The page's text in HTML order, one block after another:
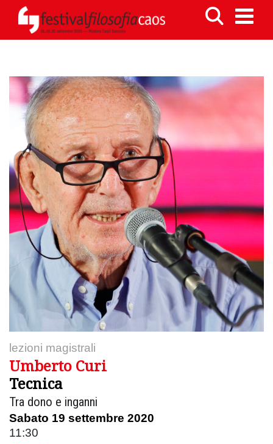
lezioni magistrali
Umberto Curi
Tecnica
Tra dono e inganni
Sabato 19 settembre 2020
11:30